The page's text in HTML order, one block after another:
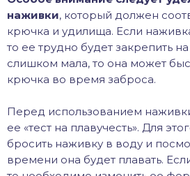
наживки, который должен
крючка и удилища. Если
то ее трудно будет закрепить
слишком мала, то она может
крючка во время заброса.
Перед использованием
ее «тест на плавучесть». Для
бросить наживку в воду и
времени она будет плавать.